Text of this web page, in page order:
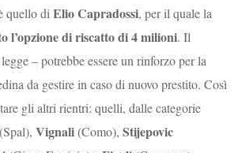
quello diElio Capradossi, per il quale la
l’opzione di riscatto di 4 milioni. Il
– potrebbe essere un rinforzo per la
da gestire in caso di nuovo prestito. Così
gli altri rientri: quelli, dalle categorie
(Spal),Vignali(Como),Stijepovic